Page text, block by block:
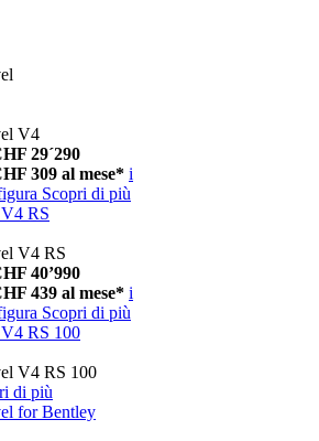
V4
29´290
309 al mese* i
Scopri di più
V4 RS
V4 RS
40’990
439 al mese* i
Scopri di più
V4 RS 100
V4 RS 100
di più
for Bentley